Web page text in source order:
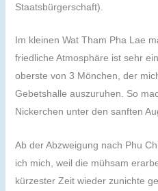
Staatsbürgerschaft).
Im kleinen Wat Tham Pha Lae
friedliche Atmosphäre ist sehr
oberste von 3 Mönchen, der
Gebetshalle auszuruhen. So
Nickerchen unter den sanften
Ab der Abzweigung nach Phu
ich mich, weil die mühsam
kürzester Zeit wieder zunichte